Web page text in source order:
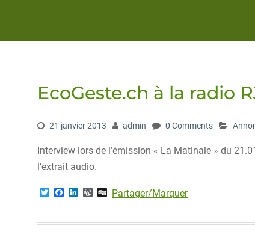
EcoGeste.ch à la radio
21 janvier 2013 admin 0 Comments
Interview lors de l’émission « La Matinale » du
l’extrait audio.
T
t
F
e
k
W
d
D
g
Partager/Marquer